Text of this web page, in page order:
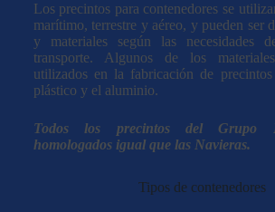
Los precintos para contenedores se
marítimo, terrestre y aéreo, y pueden ser
y materiales según las necesidades
transporte. Algunos de los
utilizados en la fabricación de
plástico y el aluminio.
Todos los precintos del Grupo
homologados igual que las Navieras.
Tipos de contenedores